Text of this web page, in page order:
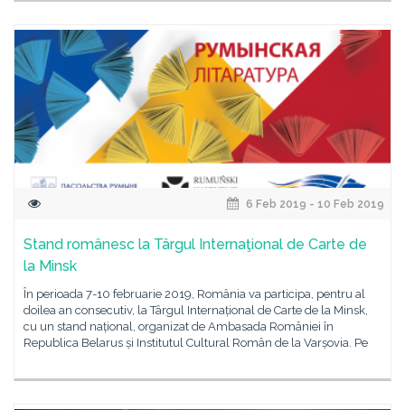
6 Feb 2019 - 10 Feb 2019
Stand românesc la Târgul Internaţional de Carte de
la Minsk
În perioada 7-10 februarie 2019, România va participa, pentru al
doilea an consecutiv, la Târgul Internațional de Carte de la Minsk,
cu un stand național, organizat de Ambasada României în
Republica Belarus și Institutul Cultural Român de la Varșovia. Pe